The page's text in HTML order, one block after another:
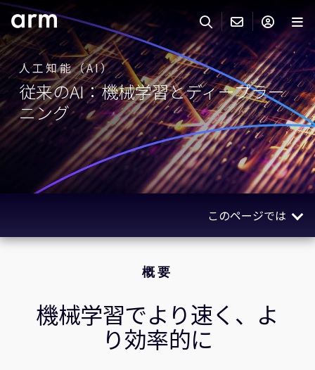
Skip to Main Content
Skip to Footer
サーチ
ARMのお問い合わせ
サポート
IP サポート
Keil Tools
販売
企業様向けFlexible Access
その他のお問い合わせ
Arm Integrity Helpline
報道関連
ARMアカウント
Armアカウント
ログインしてArmアカウントにアクセスする。
ログイン
製品
分野
パートナー
サポート&トレーニング
企業情報
人工知能（AI）
従来のAI：機械学習とディープラー
ニング
このページでは
概要
コンピューティングプラットフォーム
概要
機械学習でより速く、よ
り効率的に